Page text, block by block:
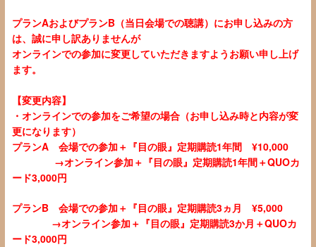
プランAおよびプランB（当日会場での聴講）にお申し込みの方
は、誠に申し訳ありませんが
オンラインでの参加に変更していただきますようお願い申し上げ
ます。
【変更内容】
・オンラインでの参加をご希望の場合（お申し込み時と内容が変
更になります）
プランA 会場での参加＋『目の眼』定期購読1年間 ¥10,000
→オンライン参加＋『目の眼』定期購読1年間＋QUOカ
ード3,000円
プランB 会場での参加＋『目の眼』定期購読3ヵ月 ¥5,000
→オンライン参加＋『目の眼』定期購読3か月＋QUOカ
ード3,000円